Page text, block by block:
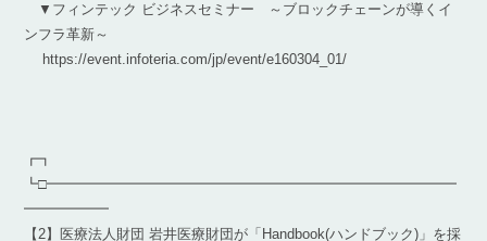
▼フィンテック ビジネスセミナー ～ブロックチェーンが導くイ
ンフラ革新～
https://event.infoteria.com/jp/event/e160304_01/
┏┓
┗□━━━━━━━━━━━━━━━━━━━━━━━━━━━━━
━━━━━━
【2】医療法人財団 岩井医療財団が「Handbook(ハンドブック)」を採